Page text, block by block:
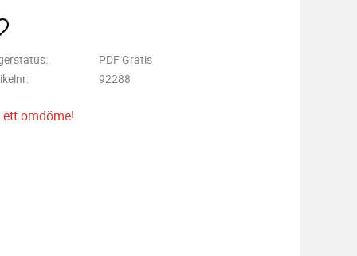
Lägg till i favoriter
PDF Gratis
92288
ett omdöme!